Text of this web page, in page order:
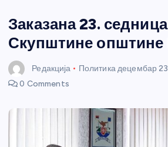
и
Заказана 23. седница
Скупштине општине
Редакција Политикадецембар
0 Comments